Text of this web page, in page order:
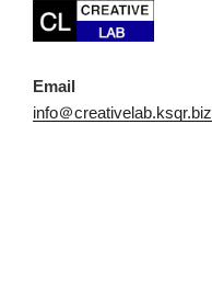
Email
info＠creativelab.ksqr.biz